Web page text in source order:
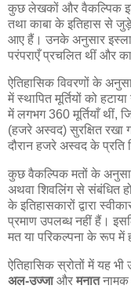
कुछ लेखकों और वैकल्पिक
तथा काबा के इतिहास से
आए हैं। उनके अनुसार
परंपराएँ प्रचलित थीं और
ऐतिहासिक विवरणों के
में स्थापित मूर्तियों को
में लगभग 360 मूर्तियाँ थीं,
(हजरे अस्वद) सुरक्षित
दौरान हजरे अस्वद के प्रति
कुछ वैकल्पिक मतों के
अथवा शिवलिंग से संबंधित
के इतिहासकारों द्वारा
प्रमाण उपलब्ध नहीं हैं।
मत या परिकल्पना के रूप में
ऐतिहासिक स्रोतों में यह
अल-उज्जाऔरमनातनामक